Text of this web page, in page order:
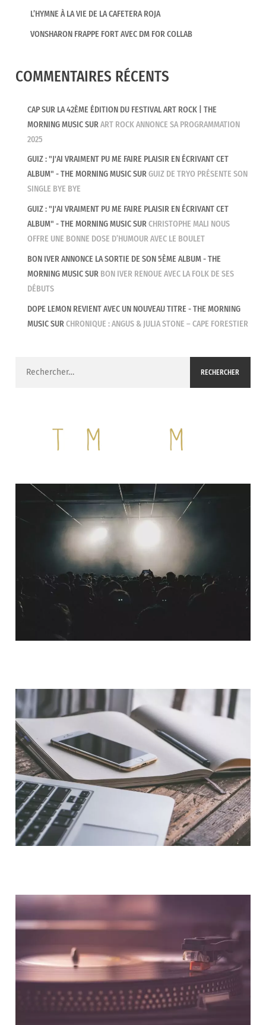
L’HYMNE À LA VIE DE LA CAFETERA ROJA
VONSHARON FRAPPE FORT AVEC DM FOR COLLAB
COMMENTAIRES RÉCENTS
CAP SUR LA 42ÈME ÉDITION DU FESTIVAL ART ROCK | THE
MORNING MUSICSURART ROCK ANNONCE SA PROGRAMMATION
2025
GUIZ : "J'AI VRAIMENT PU ME FAIRE PLAISIR EN ÉCRIVANT CET
ALBUM" - THE MORNING MUSICSURGUIZ DE TRYO PRÉSENTE SON
SINGLE BYE BYE
GUIZ : "J'AI VRAIMENT PU ME FAIRE PLAISIR EN ÉCRIVANT CET
ALBUM" - THE MORNING MUSICSURCHRISTOPHE MALI NOUS
OFFRE UNE BONNE DOSE D’HUMOUR AVEC LE BOULET
BON IVER ANNONCE LA SORTIE DE SON 5ÈME ALBUM - THE
MORNING MUSICSUR BON IVER RENOUE AVEC LA FOLK DE SES
DÉBUTS
DOPE LEMON REVIENT AVEC UN NOUVEAU TITRE - THE MORNING
MUSICSURCHRONIQUE : ANGUS & JULIA STONE – CAPE FORESTIER